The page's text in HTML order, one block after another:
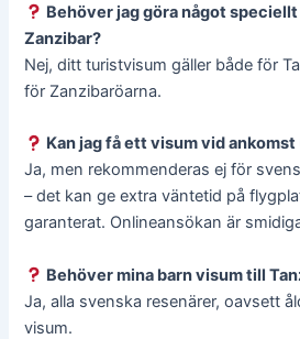
Behöver jag göra något
Zanzibar?
Nej, ditt turistvisum gäller både för
för Zanzibaröarna.
Kan jag få ett visum vid
Ja, men rekommenderas ej för
– det kan ge extra väntetid på
garanterat. Onlineansökan är
Behöver mina barn visum till
Ja, alla svenska resenärer, oavsett
visum.